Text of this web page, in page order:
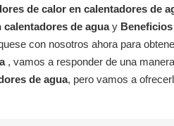
de calor en calentadores de
de aguay
con nosotros ahora para
, vamos a responder de una
de agua, pero vamos a